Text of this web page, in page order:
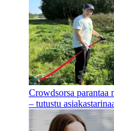
Crowdsorsa parantaa
– tutustu